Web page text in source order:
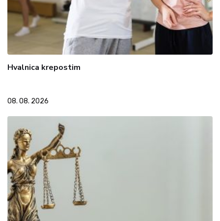
Hvalnica krepostim
08. 08. 2026